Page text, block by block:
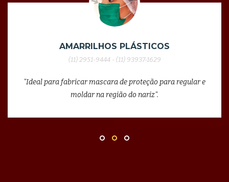
AMARRILHOS PLÁSTICOS
(11) 2951-9444 - (11) 93937-1629
"Ideal para fabricar mascara de proteção para regular e
moldar na região do nariz".